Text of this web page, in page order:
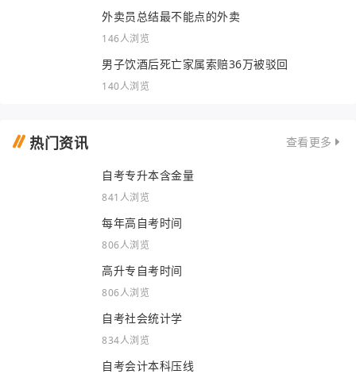
外卖员总结最不能点的外卖
146人浏览
男子饮酒后死亡家属索赔36万被驳回
140人浏览
热门资讯 查看更多
自考专升本含金量
841人浏览
每年高自考时间
806人浏览
高升专自考时间
806人浏览
自考社会统计学
834人浏览
自考会计本科压线